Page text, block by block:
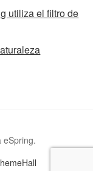
utiliza el filtro de
eSpring.